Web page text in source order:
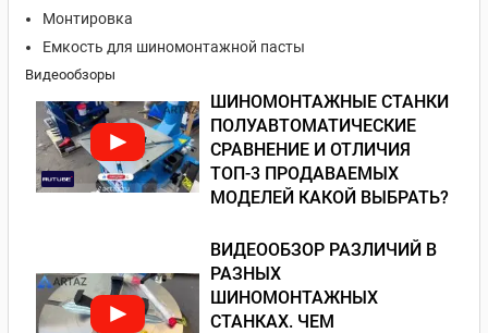
Монтировка
Емкость для шиномонтажной пасты
Видеообзоры
ШИНОМОНТАЖНЫЕ СТАНКИ
ПОЛУАВТОМАТИЧЕСКИЕ
СРАВНЕНИЕ И ОТЛИЧИЯ
ТОП-3 ПРОДАВАЕМЫХ
МОДЕЛЕЙ КАКОЙ ВЫБРАТЬ?
ВИДЕООБЗОР РАЗЛИЧИЙ В
РАЗНЫХ
ШИНОМОНТАЖНЫХ
СТАНКАХ. ЧЕМ